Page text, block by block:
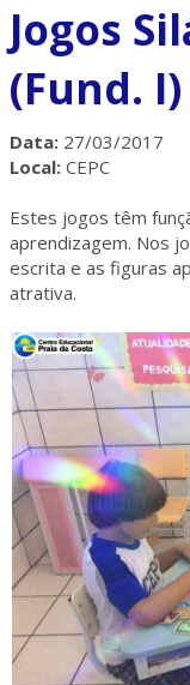
Jogos
(Fund. I)
Data: 27/03/2017
Local: CEPC
Estes jogos têm
aprendizagem. Nos
escrita e as figuras
atrativa.